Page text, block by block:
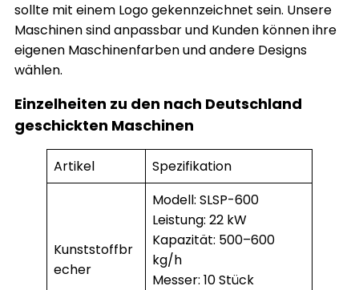
sollte mit einem Logo gekennzeichnet sein. Unsere
Maschinen sind anpassbar und Kunden können ihre
eigenen Maschinenfarben und andere Designs
wählen.
Einzelheiten zu den nach Deutschland
geschickten Maschinen
Artikel Spezifikation
Kunststoffbr
echer
Modell: SLSP-600
Leistung: 22 kW
Kapazität: 500–600
kg/h
Messer: 10 Stück